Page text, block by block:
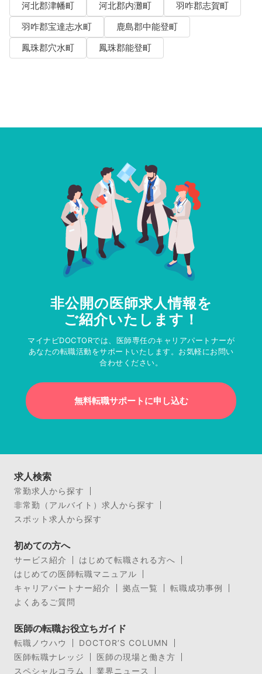
河北郡津幡町
河北郡内灘町
羽咋郡志賀町
羽咋郡宝達志水町
鹿島郡中能登町
鳳珠郡穴水町
鳳珠郡能登町
非公開の医師求人情報を
ご紹介いたします！
マイナビDOCTORでは、医師専任のキャリアパートナーが
あなたの転職活動をサポートいたします。お気軽にお問い
合わせください。
無料転職サポートに申し込む
求人検索
常勤求人から探す
非常勤（アルバイト）求人から探す
スポット求人から探す
初めての方へ
サービス紹介
はじめて転職される方へ
はじめての医師転職マニュアル
キャリアパートナー紹介
拠点一覧
転職成功事例
よくあるご質問
医師の転職お役立ちガイド
転職ノウハウ
DOCTOR’S COLUMN
医師転職ナレッジ
医師の現場と働き方
スペシャルコラム
業界ニュース